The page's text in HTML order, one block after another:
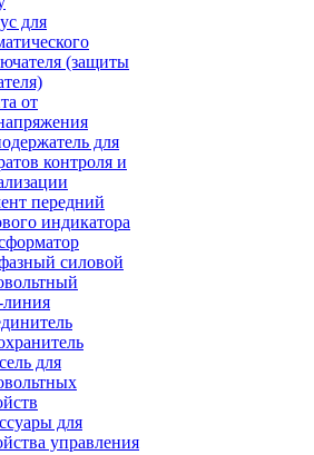
для
(защиты
от
для
контроля и
передний
индикатора
силовой
для
для
управления